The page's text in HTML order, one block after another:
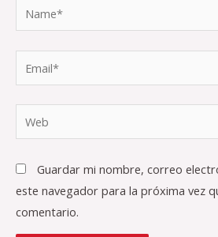
Guardar mi nombre, correo
este navegador para la próxima vez
comentario.